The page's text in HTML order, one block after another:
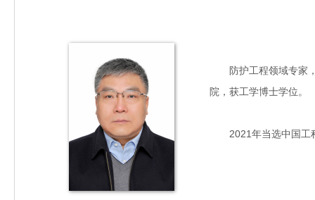
防护工程领域专家，
院，获工学博士学位。
2021年当选中国工